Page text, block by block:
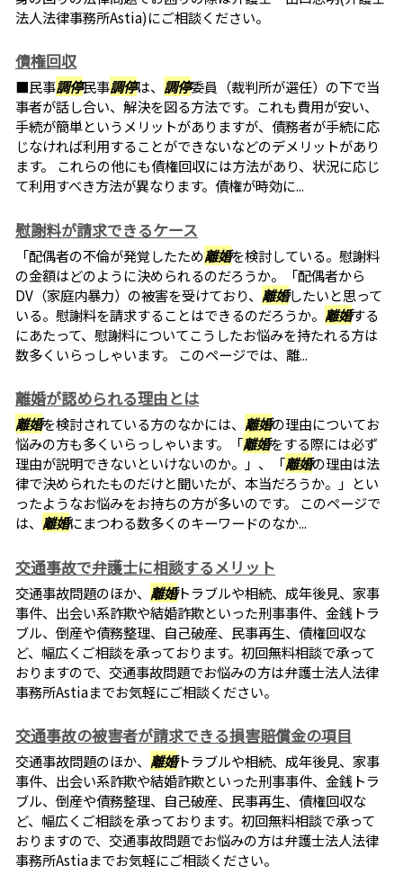
法人法律事務所Astia)にご相談ください。
債権回収
■民事調停民事調停は、 調停委員（裁判所が選任）の下で当
事者が話し合い、解決を図る方法です。これも費用が安い、
手続が簡単というメリットがありますが、債務者が手続に応
じなければ利用することができないなどのデメリットがあり
ます。 これらの他にも債権回収には方法があり、状況に応じ
て利用すべき方法が異なります。債権が時効に...
慰謝料が請求できるケース
「配偶者の不倫が発覚したため離婚を検討している。慰謝料
の金額はどのように決められるのだろうか。「配偶者から
DV（家庭内暴力）の被害を受けており、 離婚したいと思って
いる。慰謝料を請求することはできるのだろうか。 離婚する
にあたって、慰謝料についてこうしたお悩みを持たれる方は
数多くいらっしゃいます。 このページでは、離...
離婚が認められる理由とは
離婚を検討されている方のなかには、 離婚の理由についてお
悩みの方も多くいらっしゃいます。「離婚をする際には必ず
理由が説明できないといけないのか。」、「離婚の理由は法
律で決められたものだけと聞いたが、本当だろうか。」とい
ったようなお悩みをお持ちの方が多いのです。 このページで
は、 離婚にまつわる数多くのキーワードのなか...
交通事故で弁護士に相談するメリット
交通事故問題のほか、 離婚トラブルや相続、成年後見、家事
事件、出会い系詐欺や結婚詐欺といった刑事事件、金銭トラ
ブル、倒産や債務整理、自己破産、民事再生、債権回収な
ど、幅広くご相談を承っております。初回無料相談で承って
おりますので、交通事故問題でお悩みの方は弁護士法人法律
事務所Astiaまでお気軽にご相談ください。
交通事故の被害者が請求できる損害賠償金の項目
交通事故問題のほか、 離婚トラブルや相続、成年後見、家事
事件、出会い系詐欺や結婚詐欺といった刑事事件、金銭トラ
ブル、倒産や債務整理、自己破産、民事再生、債権回収な
ど、幅広くご相談を承っております。初回無料相談で承って
おりますので、交通事故問題でお悩みの方は弁護士法人法律
事務所Astiaまでお気軽にご相談ください。